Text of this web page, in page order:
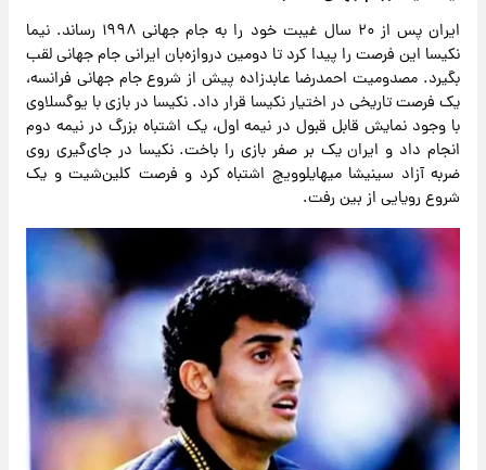
ایران پس از ۲۰ سال غیبت خود را به جام جهانی ۱۹۹۸ رساند. نیما
نکیسا این فرصت را پیدا کرد تا دومین دروازه‌بان ایرانی جام جهانی لقب
بگیرد. مصدومیت احمدرضا عابدزاده پیش از شروع جام جهانی فرانسه،
یک فرصت تاریخی در اختیار نکیسا قرار داد. نکیسا در بازی با یوگسلاوی
با وجود نمایش قابل قبول در نیمه اول، یک اشتباه بزرگ در نیمه دوم
انجام داد و ایران یک بر صفر بازی را باخت. نکیسا در جای‌گیری روی
ضربه آزاد سینیشا میهایلوویچ اشتباه کرد و فرصت کلین‌شیت و یک
شروع رویایی از بین رفت.